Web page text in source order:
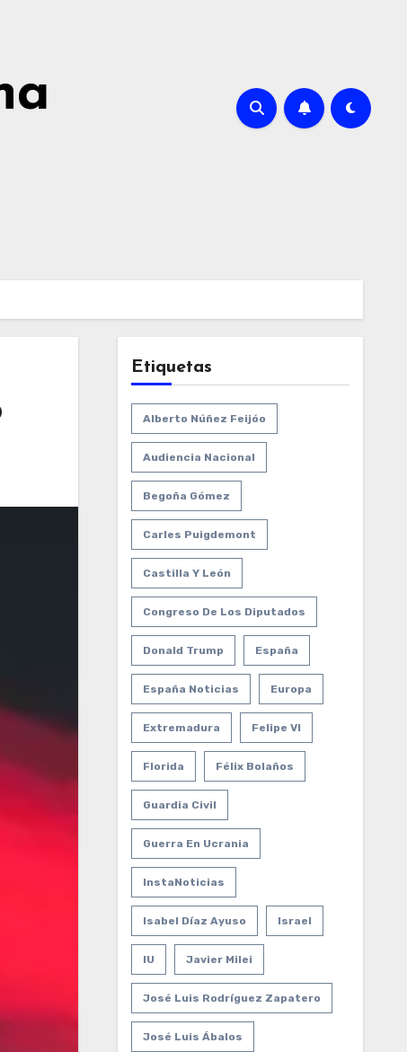
Etiquetas
Alberto Núñez Feijóo
Audiencia Nacional
Begoña Gómez
Carles Puigdemont
Castilla Y León
Congreso De Los Diputados
Donald Trump España
España Noticias Europa
Extremadura Felipe VI
Florida Félix Bolaños
Guardia Civil
Guerra En Ucrania
InstaNoticias
Isabel Díaz Ayuso Israel
IU Javier Milei
José Luis Rodríguez Zapatero
José Luis Ábalos